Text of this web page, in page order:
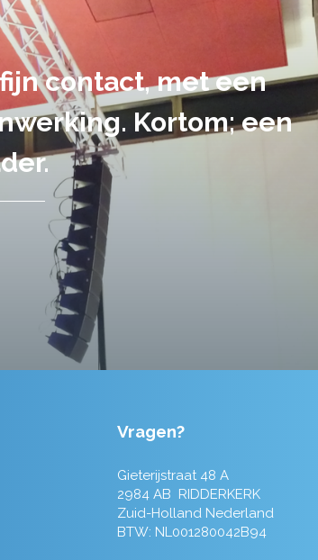
evenement heb ik
is een aanrader! Alles
Vragen?
Gieterijstraat 48 A
2984 AB RIDDERKERK
Zuid-Holland Nederland
BTW: NL001280042B94